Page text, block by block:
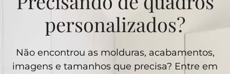
personalizados?
Não encontrou as molduras, acabamentos,
imagens e tamanhos que precisa? Entre em